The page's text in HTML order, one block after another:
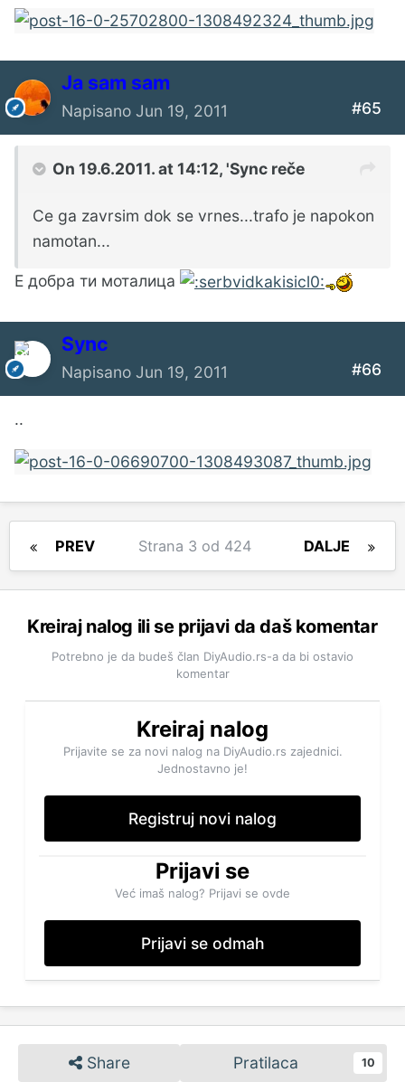
Ја sam sam
Napisano Jun 19, 2011 #65
On 19.6.2011. at 14:12, 'Sync reče
Ce ga zavrsim dok se vrnes...trafo je napokon
namotan...
Е добра ти моталица
Sync
Napisano Jun 19, 2011 #66
..
PREV DALJE
Strana 3 od 424
Kreiraj nalog ili se prijavi da daš komentar
Potrebno je da budeš član DiyAudio.rs-a da bi ostavio
komentar
Kreiraj nalog
Prijavite se za novi nalog na DiyAudio.rs zajednici.
Jednostavno je!
Registruj novi nalog
Prijavi se
Već imaš nalog? Prijavi se ovde
Prijavi se odmah
Share Pratilaca 10